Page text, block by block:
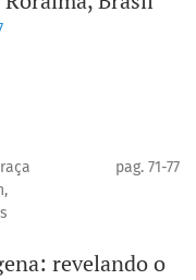
pag. 71-77
revelando o